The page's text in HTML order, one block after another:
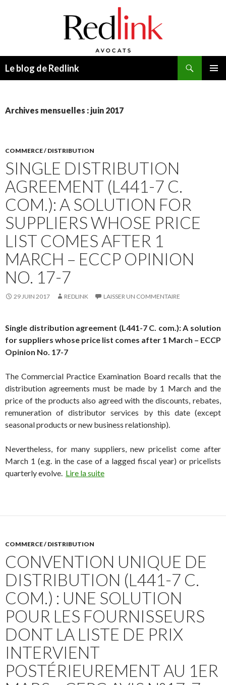
Le blog de Redlink
Archives mensuelles : juin 2017
COMMERCE / DISTRIBUTION
SINGLE DISTRIBUTION
AGREEMENT (L441-7 C.
COM.): A SOLUTION FOR
SUPPLIERS WHOSE PRICE
LIST COMES AFTER 1
MARCH – ECCP OPINION
NO. 17-7
29 JUIN 2017 REDLINK LAISSER UN COMMENTAIRE
Single distribution agreement (L441-7 C. com.): A solution
for suppliers whose price list comes after 1 March – ECCP
Opinion No. 17-7
The Commercial Practice Examination Board recalls that the
distribution agreements must be made by 1 March and the
price of the products also agreed with the discounts, rebates,
remuneration of distributor services by this date (except
seasonal products or new business relationship).
Nevertheless, for many suppliers, new pricelist come after
March 1 (e.g. in the case of a lagged fiscal year) or pricelists
quarterly evolve. Lire la suite
COMMERCE / DISTRIBUTION
CONVENTION UNIQUE DE
DISTRIBUTION (L441-7 C.
COM.) : UNE SOLUTION
POUR LES FOURNISSEURS
DONT LA LISTE DE PRIX
INTERVIENT
POSTÉRIEUREMENT AU 1ER